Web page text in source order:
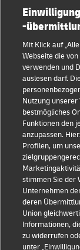
Kategorien
KMU Ratgeber
E-Commerce
B2B-Beratung
Logistik-
Neuigkeiten &
Versand mit
Branchen
-
Mit Klick auf
Webseite die
verwenden und
auslesen darf.
Nutzung
bestmögliches
Funktionen den
anzupassen.
Profilen, um
stimmen Sie der
Unternehmen
deren
Union
Informationen,
zu widerrufen
unter